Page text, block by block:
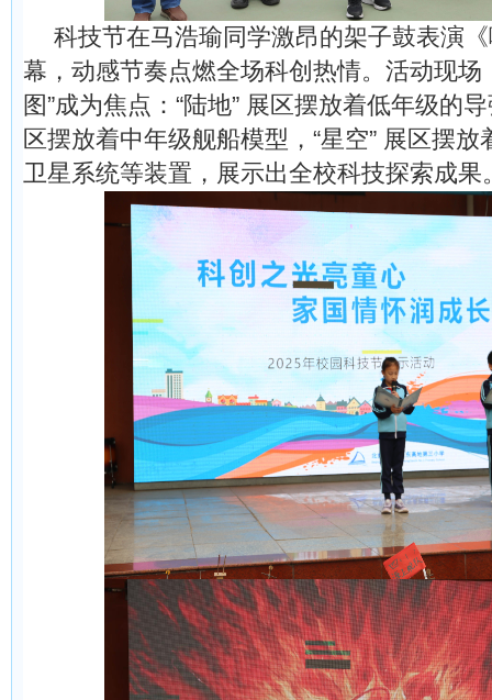
科技节在马浩瑜同学激昂的架子鼓表演
幕，动感节奏点燃全场科创热情。活动现场
图”成为焦点：“陆地” 展区摆放着低年级的
区摆放着中年级舰船模型，“星空” 展区摆
卫星系统等装置，展示出全校科技探索成果